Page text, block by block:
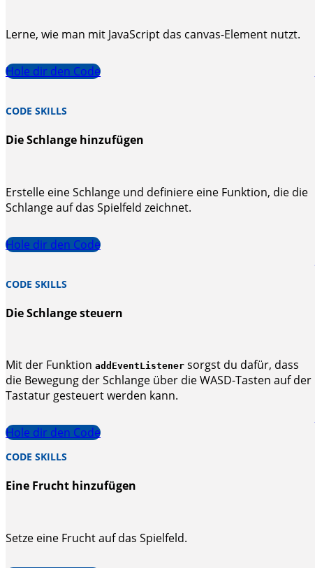
Lerne, wie man mit JavaScript das canvas-Element nutzt.
Hole dir den Code
CODE SKILLS
Die Schlange hinzufügen
Erstelle eine Schlange und definiere eine Funktion, die die
Schlange auf das Spielfeld zeichnet.
Hole dir den Code
CODE SKILLS
Die Schlange steuern
Mit der Funktion addEventListener sorgst du dafür, dass
die Bewegung der Schlange über die WASD-Tasten auf der
Tastatur gesteuert werden kann.
Hole dir den Code
CODE SKILLS
Eine Frucht hinzufügen
Setze eine Frucht auf das Spielfeld.